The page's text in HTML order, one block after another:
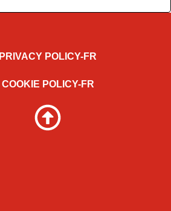
PRIVACY POLICY-FR
COOKIE POLICY-FR